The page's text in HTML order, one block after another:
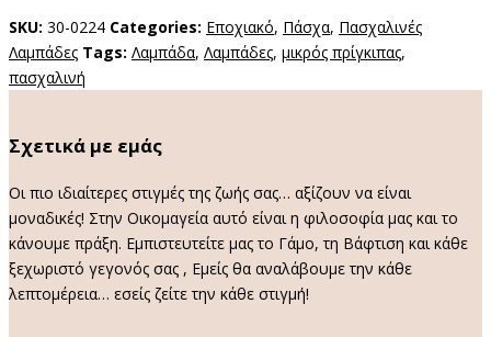
SKU: 30-0224 Categories: Εποχιακό, Πάσχα, Πασχαλινές
Λαμπάδες Tags: Λαμπάδα, Λαμπάδες, μικρός πρίγκιπας,
πασχαλινή
Σχετικά με εμάς
Οι πιο ιδιαίτερες στιγμές της ζωής σας… αξίζουν να είναι
μοναδικές! Στην Οικομαγεία αυτό είναι η φιλοσοφία μας και το
κάνουμε πράξη. Εμπιστευτείτε μας το Γάμο, τη Βάφτιση και κάθε
ξεχωριστό γεγονός σας , Εμείς θα αναλάβουμε την κάθε
λεπτομέρεια… εσείς ζείτε την κάθε στιγμή!